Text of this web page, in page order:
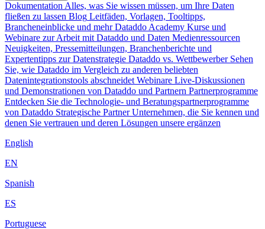
Dokumentation Alles, was Sie wissen müssen, um Ihre Daten
fließen zu lassen Blog Leitfäden, Vorlagen, Tooltipps,
Brancheneinblicke und mehr Dataddo Academy Kurse und
Webinare zur Arbeit mit Dataddo und Daten Medienressourcen
Neuigkeiten, Pressemitteilungen, Branchenberichte und
Expertentipps zur Datenstrategie Dataddo vs. Wettbewerber Sehen
Sie, wie Dataddo im Vergleich zu anderen beliebten
Datenintegrationstools abschneidet Webinare Live-Diskussionen
und Demonstrationen von Dataddo und Partnern Partnerprogramme
Entdecken Sie die Technologie- und Beratungspartnerprogramme
von Dataddo Strategische Partner Unternehmen, die Sie kennen und
denen Sie vertrauen und deren Lösungen unsere ergänzen
English
EN
Spanish
ES
Portuguese